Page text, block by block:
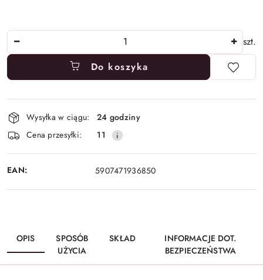
szt.
Do koszyka
Dostępność
i
dostawa
Wysyłka w ciągu:
24 godziny
Cena przesyłki:
11
EAN: 5907471936850
OPIS
SPOSÓB
UŻYCIA
SKŁAD
INFORMACJE DOT.
BEZPIECZEŃSTWA